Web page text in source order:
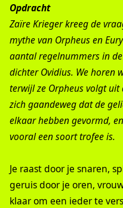
Opdracht
Zaïre Krieger kreeg de
mythe van Orpheus en
aantal regelnummers in
dichter Ovidius. We horen
terwijl ze Orpheus volgt
zich gaandeweg dat de
elkaar hebben gevormd,
vooral een soort trofee is.
Je raast door je snaren,
geruis door je oren,
klaar om een ieder te